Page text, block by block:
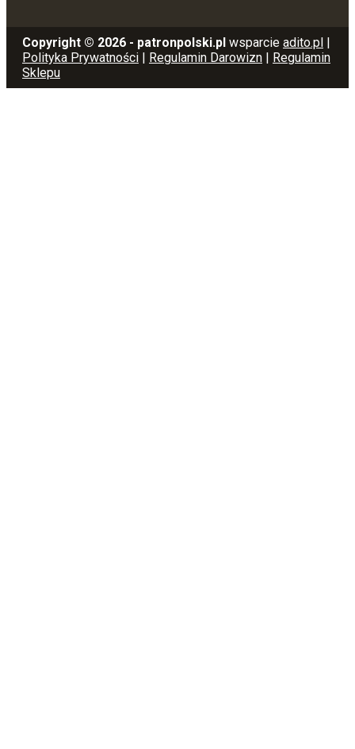
Copyright © 2026 - patronpolski.pl wsparcie adito.pl
Polityka Prywatności
Regulamin Darowizn
Regulamin
Sklepu